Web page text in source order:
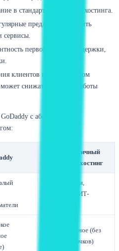
в стандартных пакетах хостинга.
предложения купить
первой линии поддержки,
клиентов на виртуальном
снижать скорость работы
с абстрактным
Технологичный
облачный хостинг
Разработчики,
сисадмины, ИТ-
Фиксированное (без
скрытых скачков)